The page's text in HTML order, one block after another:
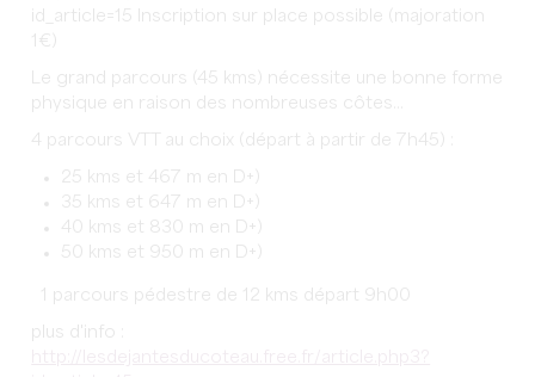
id_article=15 Inscription sur place possible (majoration
1€)
Le grand parcours (45 kms) nécessite une bonne forme
physique en raison des nombreuses côtes...
4 parcours VTT au choix (départ à partir de 7h45) :
25 kms et 467 m en D+)
35 kms et 647 m en D+)
40 kms et 830 m en D+)
50 kms et 950 m en D+)
1 parcours pédestre de 12 kms départ 9h00
plus d'info :